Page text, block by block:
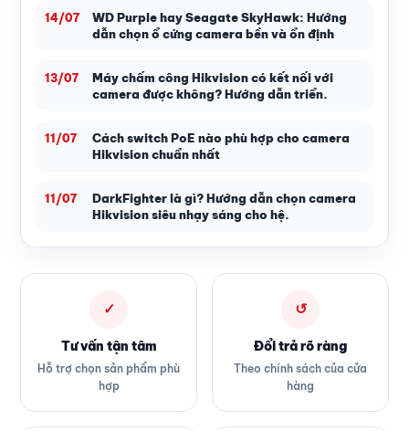
14/07
WD Purple hay Seagate SkyHawk: Hướng
dẫn chọn ổ cứng camera bền và ổn định
13/07
Máy chấm công Hikvision có kết nối với
camera được không? Hướng dẫn triển.
11/07
Cách switch PoE nào phù hợp cho camera
Hikvision chuẩn nhất
11/07
DarkFighter là gì? Hướng dẫn chọn camera
Hikvision siêu nhạy sáng cho hệ.
✓
Tư vấn tận tâm
Hỗ trợ chọn sản phẩm phù
hợp
↺
Đổi trả rõ ràng
Theo chính sách của cửa
hàng